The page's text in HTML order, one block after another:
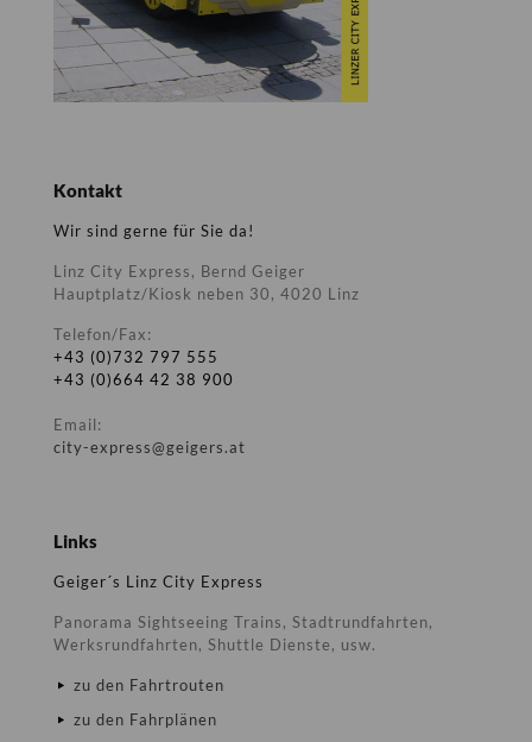
Kontakt
Wir sind gerne für Sie da!
Linz City Express, Bernd Geiger
Hauptplatz/Kiosk neben 30, 4020 Linz
Telefon/Fax:
+43 (0)732 797 555
+43 (0)664 42 38 900
Email:
city-express@geigers.at
Links
Geiger´s Linz City Express
Panorama Sightseeing Trains, Stadtrundfahrten,
Werksrundfahrten, Shuttle Dienste, usw.
zu den Fahrtrouten
zu den Fahrplänen